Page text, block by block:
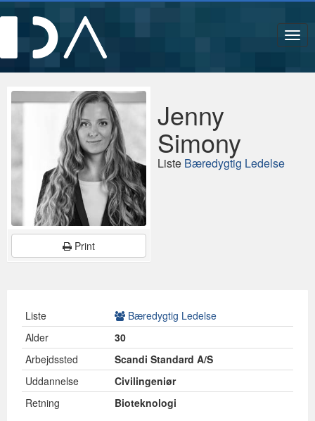
Print
Jenny
Simony
Liste Bæredygtig Ledelse
Liste
Bæredygtig Ledelse
Alder
30
Arbejdssted
Scandi Standard A/S
Uddannelse
Civilingeniør
Retning
Bioteknologi